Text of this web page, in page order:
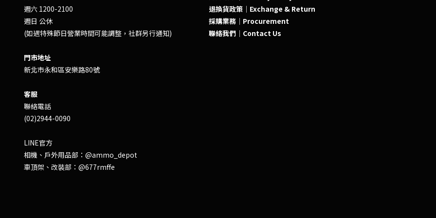
週六 1200-2100
週日 公休
(如遇特殊節日營業時間可能調整，社群另行通知)
門市地址
新北市永和區安樂路80號
客服
聯絡電話
(02)2944-0090
LINE官方
相機、戶外用品部：@ammo_depot
車頂架、改裝部：@677rmffe
退換貨政策｜Exchange & Return
採購業務｜Procurement
聯絡我們｜Contact Us